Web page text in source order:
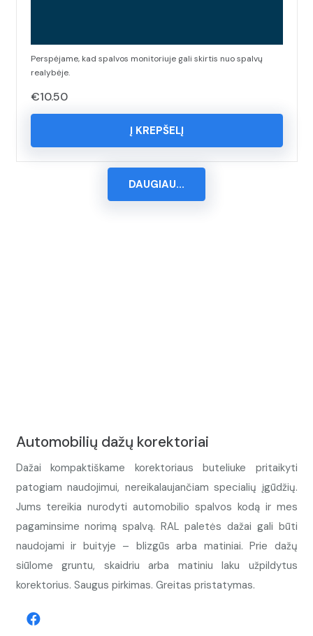
Perspėjame, kad spalvos monitoriuje gali skirtis nuo spalvų
realybėje.
€10.50
Į KREPŠELĮ
DAUGIAU...
Automobilių dažų korektoriai
Dažai kompaktiškame korektoriaus buteliuke pritaikyti
patogiam naudojimui, nereikalaujančiam specialių įgūdžių.
Jums tereikia nurodyti automobilio spalvos kodą ir mes
pagaminsime norimą spalvą. RAL paletės dažai gali būti
naudojami ir buityje – blizgūs arba matiniai. Prie dažų
siūlome gruntu, skaidriu arba matiniu laku užpildytus
korektorius. Saugus pirkimas. Greitas pristatymas.